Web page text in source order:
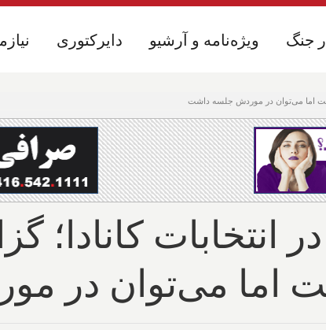
اما می‌توان در موردش جلسه داشت
دایرکتوری ویژه‌نامه و آرشیو جنگ دایرکتوری ویژه‌نامه و آرشیو جنگ
کانادا؛
اما می‌توان در